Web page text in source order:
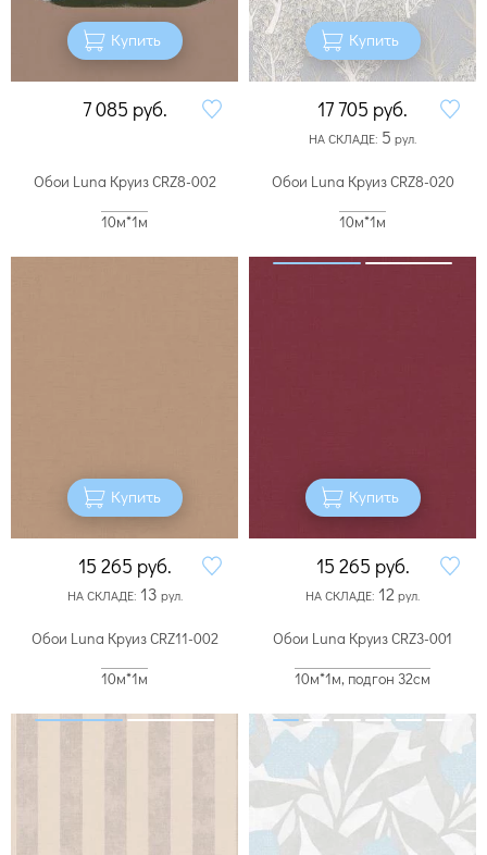
Купить
7 085 руб.
Купить
17 705 руб.
НА СКЛАДЕ: 5 рул.
Обои Luna Круиз CRZ8-002
10м*1м
Купить
15 265 руб.
НА СКЛАДЕ: 13 рул.
Обои Luna Круиз CRZ8-020
10м*1м
Купить
15 265 руб.
НА СКЛАДЕ: 12рул.
Обои Luna Круиз CRZ11-002
10м*1м
Обои Luna Круиз CRZ3-001
10м*1м, подгон 32см